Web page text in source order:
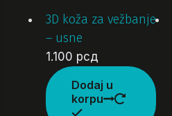
3D koža za vežbanje
– usne
1.100 рсд
Dodaj u
korpu